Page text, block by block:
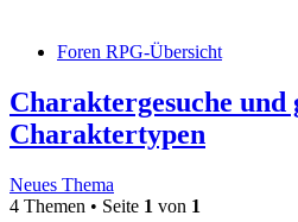
Foren RPG-Übersicht
Charaktergesuche und
Charaktertypen
Neues Thema
4 Themen • Seite 1 von 1